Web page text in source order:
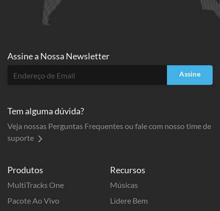
Produtos
MultiTracks One
Pacote Ao Vivo
Recursos
Músicas
Lidere Bem
Assine a Nossa Newsletter
Assine
Tem alguma dúvida?
Veja nossas Perguntas Frequentes ou fale com nosso time de
suporte